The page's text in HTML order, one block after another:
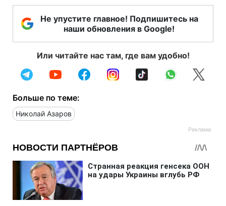
Не упустите главное! Подпишитесь на
наши обновления в Google!
Или читайте нас там, где вам удобно!
Больше по теме:
Николай Азаров